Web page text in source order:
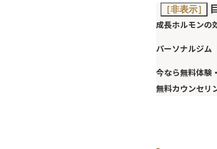
［非表示］
成長ホルモンの
パーソナルジム
今なら無料体験・
無料カウンセリ